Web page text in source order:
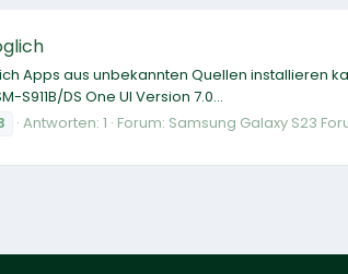
Apps aus unbekannten Quellen installieren
DS One UI Version 7.0...
Antworten: 1 Forum: Samsung Galaxy S23